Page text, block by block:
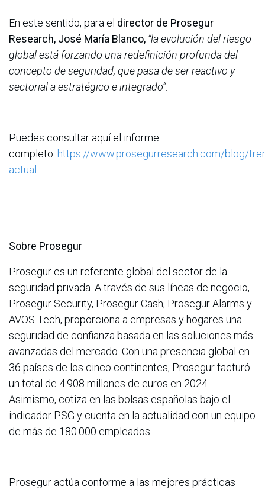
En este sentido, para el director de Prosegur
Research, José María Blanco, “la evolución del riesgo
global está forzando una redefinición profunda del
concepto de seguridad, que pasa de ser reactivo y
sectorial a estratégico e integrado”.
Puedes consultar aquí el informe
completo: https://www.prosegurresearch.com/blog/
actual
Sobre Prosegur
Prosegur es un referente global del sector de la
seguridad privada. A través de sus líneas de negocio,
Prosegur Security, Prosegur Cash, Prosegur Alarms y
AVOS Tech, proporciona a empresas y hogares una
seguridad de confianza basada en las soluciones más
avanzadas del mercado. Con una presencia global en
36 países de los cinco continentes, Prosegur facturó
un total de 4.908 millones de euros en 2024.
Asimismo, cotiza en las bolsas españolas bajo el
indicador PSG y cuenta en la actualidad con un equipo
de más de 180.000 empleados.
Prosegur actúa conforme a las mejores prácticas